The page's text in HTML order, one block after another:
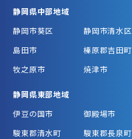
静岡県中部地域
静岡市葵区
静岡市清水区
島田市
榛原郡吉田町
牧之原市
焼津市
静岡県東部地域
伊豆の国市
御殿場市
駿東郡清水町
駿東郡長泉町